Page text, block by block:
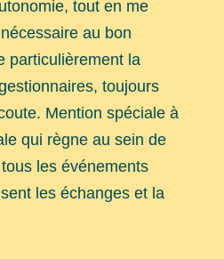
tout en me
au bon
particulièrement la
toujours
Mention spéciale à
qui règne au sein de
tous les événements
les échanges et la